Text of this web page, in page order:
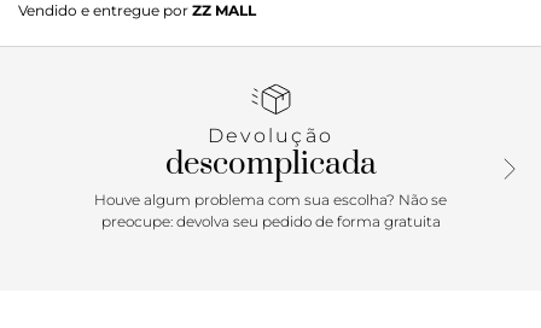
musa da nossa campanha vem para aquecer nossos
corações com seu sorriso iluminado. Com vocês, Juliette
Possui biqueira arredondada, salto rasteiro e aplicação de
contorno superior em destaque e costura pesponto.
Porque Apostar
Vendido e entregue por ZZ MALL
Devolução
descomplicada
Houve algum problema com sua escolha? Não se
preocupe: devolva seu pedido de forma gratuita